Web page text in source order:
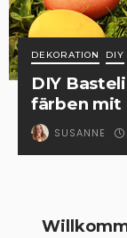
DEKORATION DIY
DIY
färben mit
SUSANNE